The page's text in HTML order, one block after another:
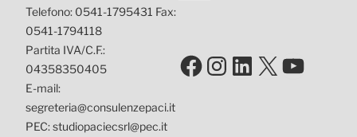
Telefono: 0541-1795431 Fax:
0541-1794118
Partita IVA/C.F.:
04358350405
E-mail:
segreteria@consulenzepaci.it
PEC: studiopaciecsrl@pec.it
Facebook
Instagram
LinkedIn
X